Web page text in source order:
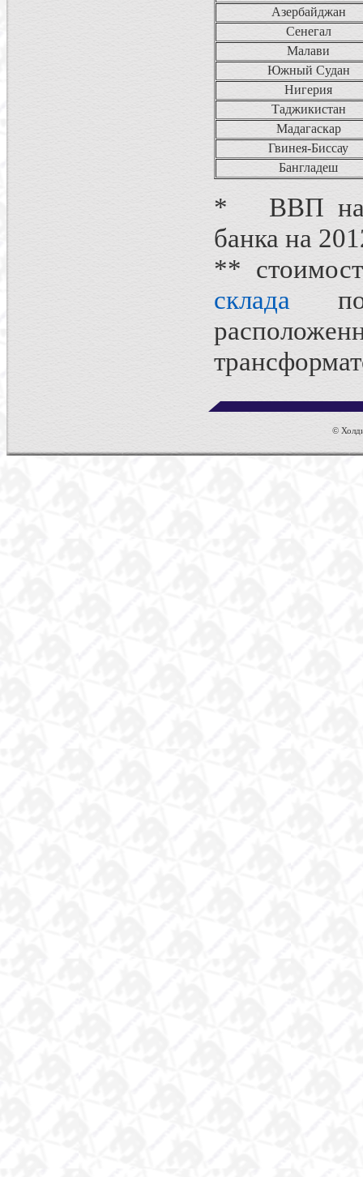
Азербайджан
Сенегал
Малави
Южный Судан
Нигерия
Таджикистан
Мадагаскар
Гвинея-Биссау
Бангладеш
* ВВП на
банка на
**
склада
©